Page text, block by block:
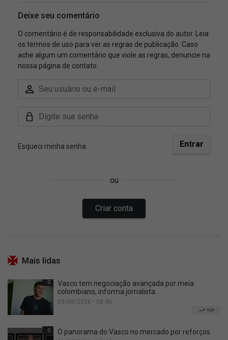
Mais lidas
0
Vasco tem negociação avançada por meia
colombiano, informa jornalista
09/08/2026 • 08:40
TOP
0 O panorama do Vasco no mercado por reforços